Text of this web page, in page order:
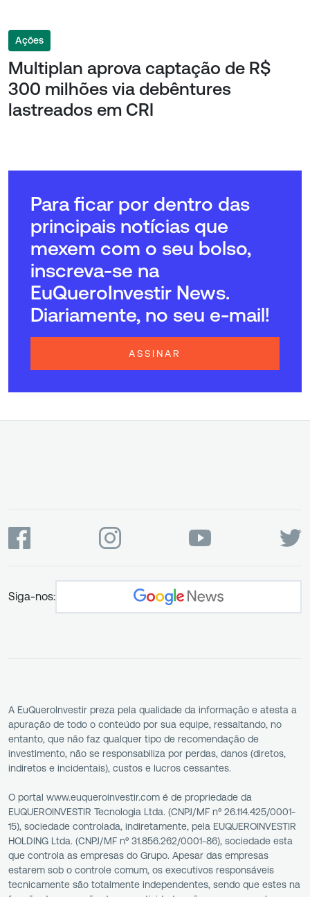
Ações
Multiplan aprova captação de R$
300 milhões via debêntures
lastreados em CRI
Para ficar por dentro das
principais notícias que
mexem com o seu bolso,
inscreva-se na
EuQueroInvestir News.
Diariamente, no seu e-mail!
ASSINAR
Siga-nos:
A EuQueroInvestir preza pela qualidade da informação e atesta a
apuração de todo o conteúdo por sua equipe, ressaltando, no
entanto, que não faz qualquer tipo de recomendação de
investimento, não se responsabiliza por perdas, danos (diretos,
indiretos e incidentais), custos e lucros cessantes.
O portal www.euqueroinvestir.com é de propriedade da
EUQUEROINVESTIR Tecnologia Ltda. (CNPJ/MF nº 26.114.425/0001-
15), sociedade controlada, indiretamente, pela EUQUEROINVESTIR
HOLDING Ltda. (CNPJ/MF nº 31.856.262/0001-86), sociedade esta
que controla as empresas do Grupo. Apesar das empresas
estarem sob o controle comum, os executivos responsáveis
tecnicamente são totalmente independentes, sendo que estes na